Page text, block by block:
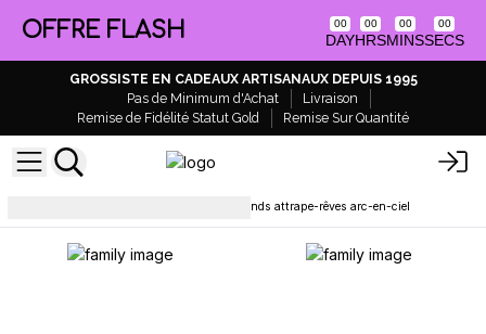
OFFRE FLASH 00
DAY
00
HRS
00
MINS
00
SECS
GROSSISTE EN CADEAUX ARTISANAUX DEPUIS 1995
Pas de Minimum d'Achat
Livraison
Remise de Fidélité Statut Gold
Remise Sur Quantité
Grands attrape-rêves arc-en-ciel